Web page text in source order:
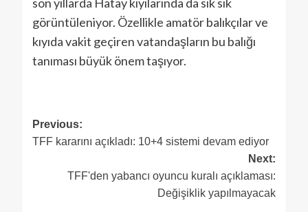
görüntüleniyor. Özellikle amatör balıkçılar ve
kıyıda vakit geçiren vatandaşların bu balığı
tanıması büyük önem taşıyor.
Previous:
TFF kararını açıkladı: 10+4 sistemi devam ediyor
Next:
TFF'den yabancı oyuncu kuralı açıklaması:
Değişiklik yapılmayacak